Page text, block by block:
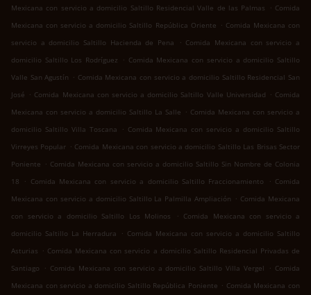
Mexicana con servicio a domicilio Saltillo Residencial Valle de las Palmas
. Comida
Mexicana con servicio a domicilio Saltillo República Oriente . Comida Mexicana con
servicio a domicilio Saltillo Hacienda de Pena
. Comida Mexicana con servicio a
domicilio Saltillo Los Rodríguez
. Comida Mexicana con servicio a domicilio Saltillo
Valle San Agustín . Comida Mexicana con servicio a domicilio Saltillo Residencial San
José . Comida Mexicana con servicio a domicilio Saltillo Valle Universidad . Comida
Mexicana con servicio a domicilio Saltillo La Salle . Comida Mexicana con servicio a
domicilio Saltillo Villa Toscana
. Comida Mexicana con servicio a domicilio Saltillo
Virreyes Popular . Comida Mexicana con servicio a domicilio Saltillo Las Brisas Sector
Poniente . Comida Mexicana con servicio a domicilio Saltillo Sin Nombre de Colonia
18
. Comida Mexicana con servicio a domicilio Saltillo Fraccionamiento . Comida
Mexicana con servicio a domicilio Saltillo La Palmilla Ampliación . Comida Mexicana
con servicio a domicilio Saltillo Los Molinos
. Comida Mexicana con servicio a
domicilio Saltillo La Herradura
. Comida Mexicana con servicio a domicilio Saltillo
Asturias . Comida Mexicana con servicio a domicilio Saltillo Residencial Privadas de
Santiago
. Comida Mexicana con servicio a domicilio Saltillo Villa Vergel . Comida
Mexicana con servicio a domicilio Saltillo República Poniente . Comida Mexicana con